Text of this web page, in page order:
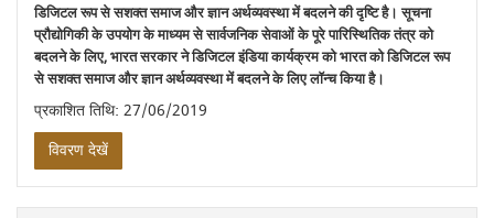
डिजिटल रूप से सशक्त समाज और ज्ञान अर्थव्यवस्था में बदलने की दृष्टि है। सूचना
प्रौद्योगिकी के उपयोग के माध्यम से सार्वजनिक सेवाओं के पूरे पारिस्थितिक तंत्र को
बदलने के लिए, भारत सरकार ने डिजिटल इंडिया कार्यक्रम को भारत को डिजिटल रूप
से सशक्त समाज और ज्ञान अर्थव्यवस्था में बदलने के लिए लॉन्च किया है।
प्रकाशित तिथि: 27/06/2019
विवरण देखें